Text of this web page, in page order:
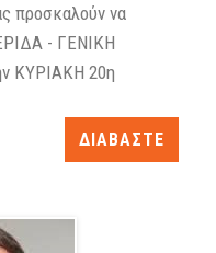
να
- ΓΕΝΙΚΗ
ΚΥΡΙΑΚΗ 20η
ΔΙΑΒΑΣΤΕ